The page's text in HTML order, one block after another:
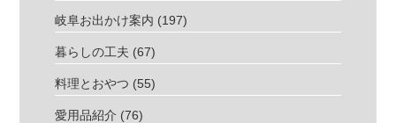
岐阜お出かけ案内 (197)
暮らしの工夫 (67)
料理とおやつ (55)
愛用品紹介 (76)